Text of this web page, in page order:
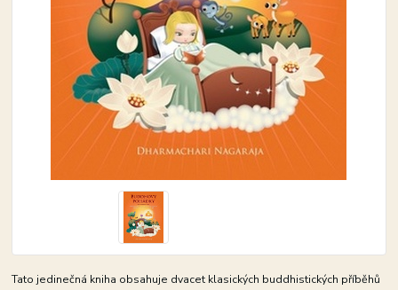
Tato jedinečná kniha obsahuje dvacet klasických buddhistických příběhů